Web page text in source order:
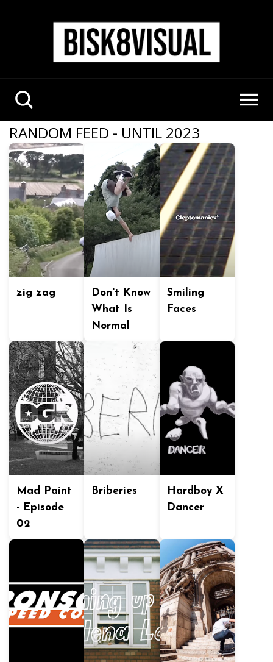
RANDOM FEED - UNTIL 2023
zig zag
Don't Know
What Is
Normal
Smiling
Faces
Mad Paint
- Episode
02
Briberies
Hardboy X
Dancer